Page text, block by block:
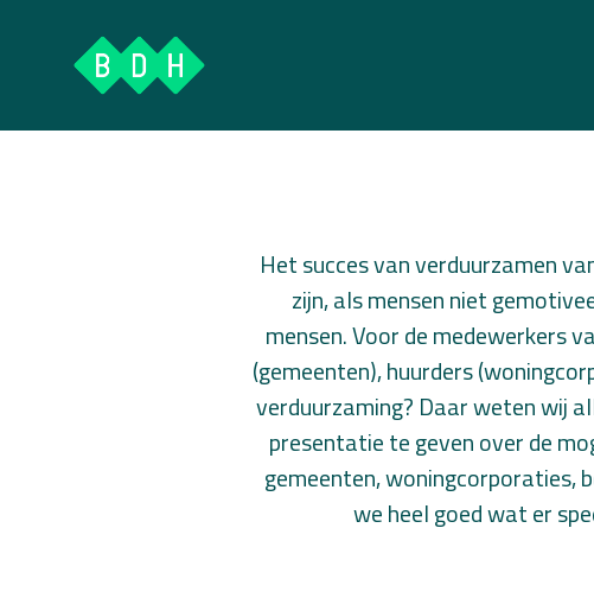
Het succes van verduurzamen
zijn, als mensen niet
mensen. Voor de medewerkers
(gemeenten), huurders
verduurzaming? Daar weten wij
presentatie te geven over de
gemeenten, woningcorporaties,
we heel goed wat er